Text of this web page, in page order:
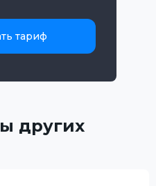
тариф
других